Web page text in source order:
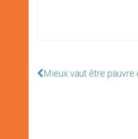
Mieux vaut être pauvre